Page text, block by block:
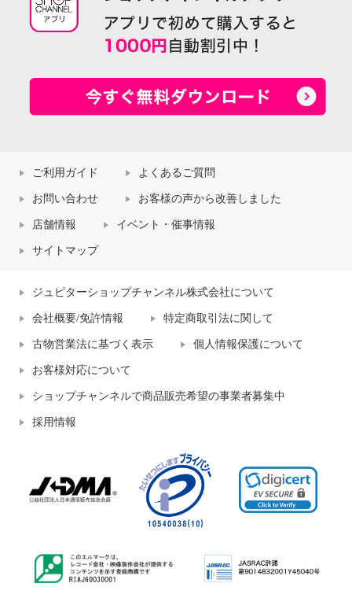
ご利用ガイド よくあるご質問
お問い合わせ お客様の声から改善しました
店舗情報 イベント・催事情報
サイトマップ
ジュピターショップチャンネル株式会社について
会社概要/免許情報 特定商取引法に関して
古物営業法に基づく表示 個人情報保護について
お客様対応について
ショップチャンネルで商品販売希望の事業者募集中
採用情報